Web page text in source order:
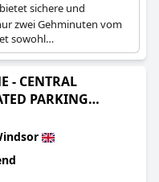
sichere und
zwei Gehminuten vom
sowohl
Bequemlichkeit zur
- CENTRAL
PARKING
- CENTRAL
PARKING - By